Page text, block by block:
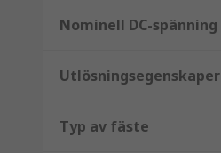
Nominell DC-spänning
Utlösningsegenskaper
Typ av fäste